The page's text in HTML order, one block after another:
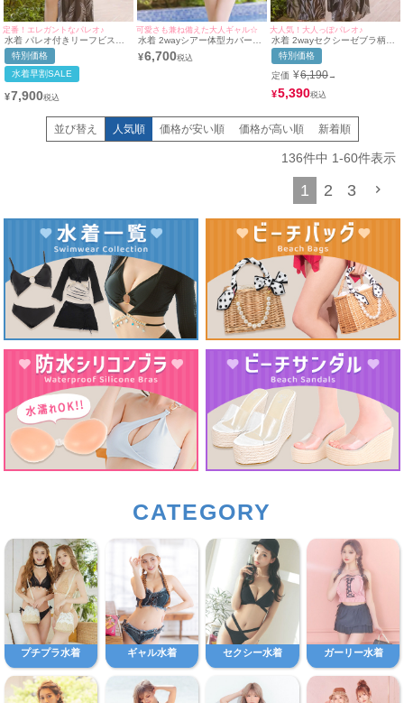
定番！エレガントなパレオ♪
水着 パレオ付きリーフビスチ
ェ体型カバービキニ
特別価格
水着早割SALE
¥7,900
可愛さも兼ね備えた大人ギャル☆
水着 2wayシアー体型カバー長
袖トップス付きセクシーギャル
モノキニビキニ
¥6,700
大人気！大人っぽパレオ♪
水着 2wayセクシーゼブラ柄パ
レオパンツ付き三角ギャルビキ
ニ&パレオ付きリーフビスチェ
体型カバービキニ
特別価格
定価 ¥6,190→
¥5,390
並び替え 人気順 価格が安い順 価格が高い順 新着順
136件中 1-60件表示
1 2 3
CATEGORY
プチプラ水着 ギャル水着 セクシー水着 ガーリー水着